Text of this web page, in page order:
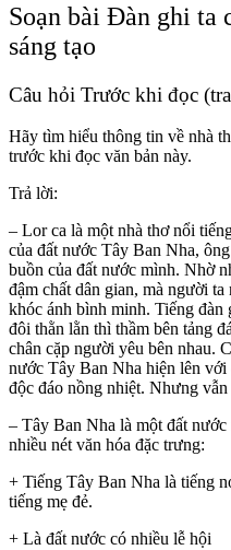
Soạn bài Đàn ghi ta
sáng tạo
Câu hỏi Trước khi đọc
Hãy tìm hiểu thông tin về nhà
trước khi đọc văn bản này.
Trả lời:
– Lor ca là một nhà thơ nổi
của đất nước Tây Ban Nha,
buồn của đất nước mình. Nhờ
đậm chất dân gian, mà người
khóc ánh bình minh. Tiếng đàn
đôi thằn lằn thì thầm bên tảng
chân cặp người yêu bên nhau.
nước Tây Ban Nha hiện lên
độc đáo nồng nhiệt. Nhưng
– Tây Ban Nha là một đất
nhiều nét văn hóa đặc trưng:
+ Tiếng Tây Ban Nha là tiếng
tiếng mẹ đẻ.
+ Là đất nước có nhiều lễ hội